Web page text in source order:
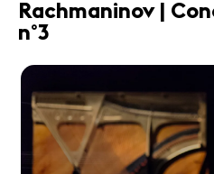
Rachmaninov |
n°3